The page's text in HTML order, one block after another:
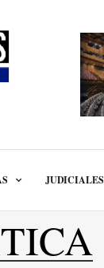
JUDICIALES